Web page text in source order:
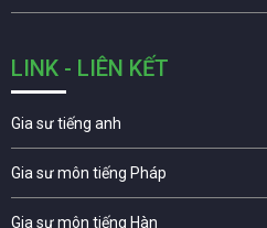
LINK - LIÊN KẾT
Gia sư tiếng anh
Gia sư môn tiếng Pháp
Gia sư môn tiếng Hàn